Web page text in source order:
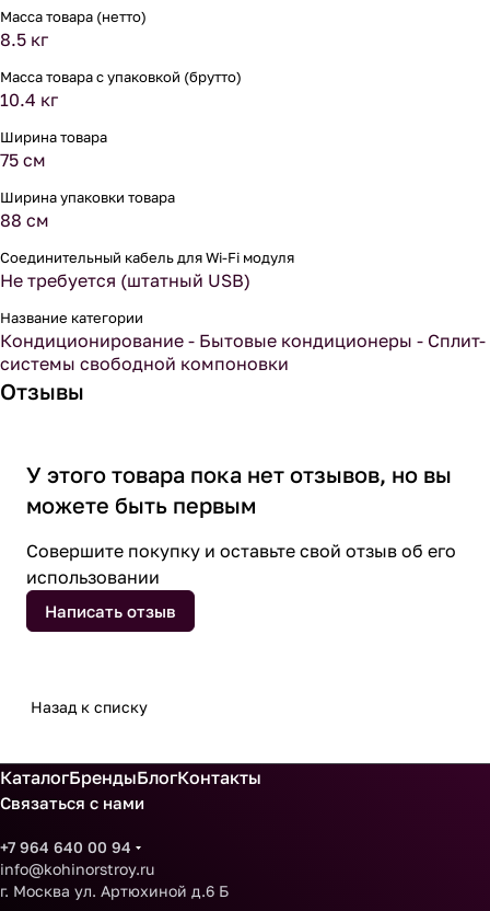
Масса товара (нетто)
8.5 кг
Масса товара с упаковкой (брутто)
10.4 кг
Ширина товара
75 см
Ширина упаковки товара
88 см
Соединительный кабель для Wi-Fi модуля
Не требуется (штатный USB)
Название категории
Кондиционирование - Бытовые кондиционеры - Сплит-
системы свободной компоновки
Отзывы
У этого товара пока нет отзывов, но вы
можете быть первым
Совершите покупку и оставьте свой отзыв об его
использовании
Написать отзыв
Назад к списку
КаталогБрендыБлогКонтакты
Связаться с нами
+7 964 640 00 94
info@kohinorstroy.ru
г. Москва ул. Артюхиной д.6 Б